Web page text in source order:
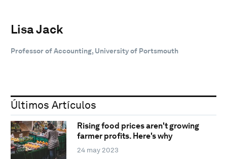
Lisa Jack
Professor of Accounting, University of Portsmouth
Últimos Artículos
Rising food prices aren't growing
farmer profits. Here's why
24 may 2023